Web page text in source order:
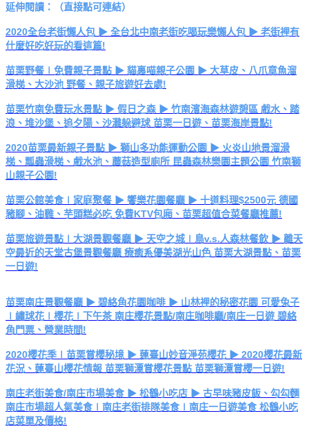
延伸閱讀：（直接點可連結）
2020全台老街懶人包 ▶ 全台北中南老街吃喝玩樂懶人包 ▶ 老街裡有
什麼好吃好玩的看這篇!
苗栗野餐∣免費親子景點 ▶ 貓裏喵親子公園 ▶ 大草皮、八爪章魚溜
滑梯、大沙池 野餐、親子旅遊好去處!
苗栗竹南免費玩水景點 ▶ 假日之森 ▶ 竹南濱海森林遊憩區 戲水、踏
浪、堆沙堡、追夕陽、沙灘躲避球 苗栗一日遊、苗栗海岸景點!
2020苗栗最新親子景點 ▶ 獅山多功能運動公園 ▶ 火炎山地景溜滑
梯、瓢蟲滑梯、戲水池、蘑菇造型廁所 昆蟲森林樂園主題公園 竹南獅
山親子公園!
苗栗公館美食∣家庭聚餐 ▶ 饗樂花園餐廳 ▶ 十道料理$2500元 德國
豬腳、油雞、芋頭糕必吃 免費KTV包廂、苗栗超值合菜餐廳推薦!
苗栗旅遊景點∣大湖景觀餐廳 ▶ 天空之城∣鳥v.s.人森林餐飲 ▶ 離天
空最近的天堂古堡景觀餐廳 療癒系優美湖光山色 苗栗大湖景點、苗栗
一日遊!
苗栗南庄景觀餐廳 ▶ 碧絡角花園咖啡 ▶ 山林裡的秘密花園 可愛兔子
∣繡球花∣櫻花∣下午茶 南庄櫻花景點/南庄咖啡廳/南庄一日遊 碧絡
角門票、營業時間!
2020櫻花季∣苗栗賞櫻秘境 ▶ 蓮臺山妙音淨苑櫻花 ▶ 2020櫻花最新
花況、蓮臺山櫻花情報 苗栗獅潭賞櫻花景點 苗栗獅潭賞櫻一日遊!
南庄老街美食/南庄市場美食 ▶ 松鶴小吃店 ▶ 古早味豬皮飯、勾勾麵
南庄市場超人氣美食∣南庄老街排隊美食∣南庄一日遊美食 松鶴小吃
店菜單及價格!